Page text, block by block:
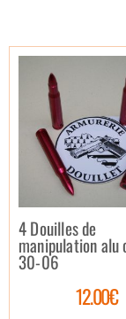
4 Douilles de
manipulation alu
30-06
12.00€